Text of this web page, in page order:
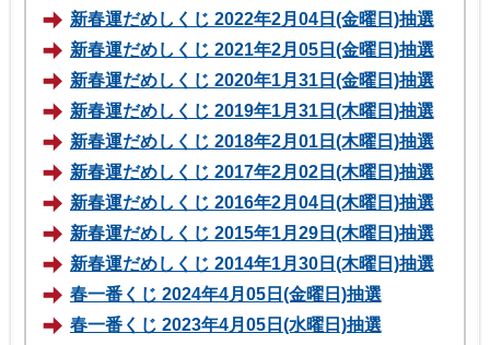
新春運だめしくじ 2022年2月04日(金曜日)抽選
新春運だめしくじ 2021年2月05日(金曜日)抽選
新春運だめしくじ 2020年1月31日(金曜日)抽選
新春運だめしくじ 2019年1月31日(木曜日)抽選
新春運だめしくじ 2018年2月01日(木曜日)抽選
新春運だめしくじ 2017年2月02日(木曜日)抽選
新春運だめしくじ 2016年2月04日(木曜日)抽選
新春運だめしくじ 2015年1月29日(木曜日)抽選
新春運だめしくじ 2014年1月30日(木曜日)抽選
春一番くじ 2024年4月05日(金曜日)抽選
春一番くじ 2023年4月05日(水曜日)抽選